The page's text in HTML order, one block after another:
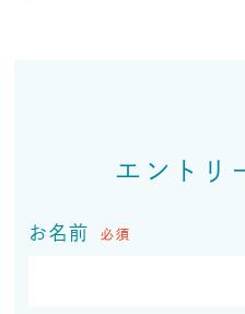
エントリ
お名前 必須